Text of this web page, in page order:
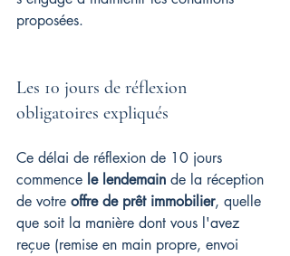
proposées.
Les 10 jours de réflexion
obligatoires expliqués
Ce délai de réflexion de 10 jours
commence le lendemain de la réception
de votre offre de prêt immobilier, quelle
que soit la manière dont vous l'avez
reçue (remise en main propre, envoi